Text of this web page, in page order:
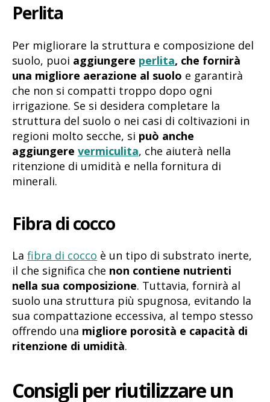
Perlita
Per migliorare la struttura e composizione del
suolo, puoi aggiungere perlita, che fornirà
una migliore aerazione al suolo e garantirà
che non si compatti troppo dopo ogni
irrigazione. Se si desidera completare la
struttura del suolo o nei casi di coltivazioni in
regioni molto secche, si può anche
aggiungere vermiculita, che aiuterà nella
ritenzione di umidità e nella fornitura di
minerali.
Fibra di cocco
La fibra di cocco è un tipo di substrato inerte,
il che significa che non contiene nutrienti
nella sua composizione. Tuttavia, fornirà al
suolo una struttura più spugnosa, evitando la
sua compattazione eccessiva, al tempo stesso
offrendo una migliore porosità e capacità di
ritenzione di umidità.
Consigli per riutilizzare un